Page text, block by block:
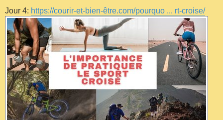
Jour 4: https://courir-et-bien-être.com/pourquo ... rt-croise/